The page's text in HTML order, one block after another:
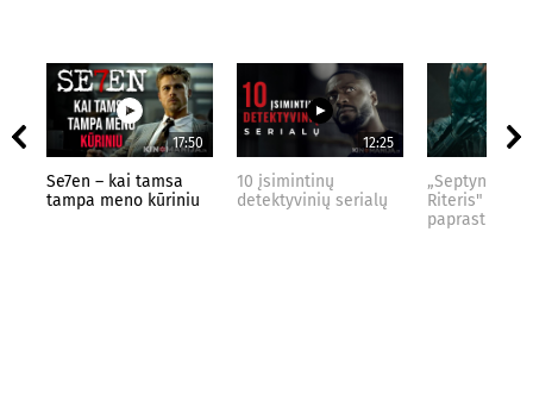
17:50
Se7en – kai tamsa
tampa meno kūriniu
12:25
10 įsimintinų
detektyvinių serialų
„Septynių
Riteris" – kai
paprastumas